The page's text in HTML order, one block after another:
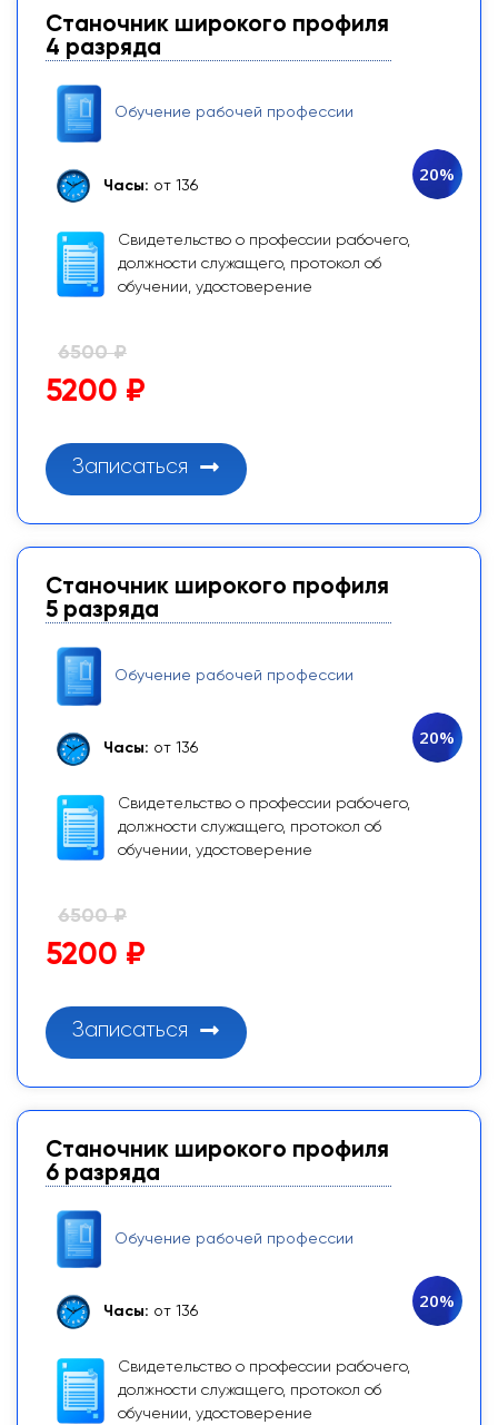
Станочник широкого профиля
4 разряда
Обучение рабочей профессии
Часы: от 136
Свидетельство о профессии рабочего,
должности служащего, протокол об
обучении, удостоверение
20%
6500 ₽
5200 ₽
Записаться
Станочник широкого профиля
5 разряда
Обучение рабочей профессии
Часы: от 136
Свидетельство о профессии рабочего,
должности служащего, протокол об
обучении, удостоверение
20%
6500 ₽
5200 ₽
Записаться
Станочник широкого профиля
6 разряда
Обучение рабочей профессии
Часы: от 136
Свидетельство о профессии рабочего,
должности служащего, протокол об
обучении, удостоверение
20%